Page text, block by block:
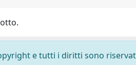
e tutti i diritti sono